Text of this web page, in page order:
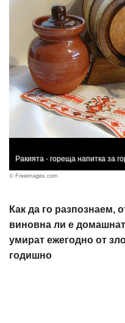
Ракията - гореща напитка за
© Freeimages.com
Как да го разпознаем,
виновна ли е
умират ежегодно от
годишно